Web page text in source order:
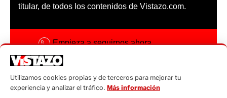
titular, de todos los contenidos de Vistazo.com.
Empieza a seguirnos ahora
Código ética
Utilizamos cookies propias y de terceros para mejorar tu
experiencia y analizar el tráfico. Más información